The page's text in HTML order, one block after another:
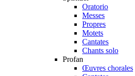
Oratorio
Messes
Propres
Motets
Cantates
Chants solo
Profan
Œuvres chorales